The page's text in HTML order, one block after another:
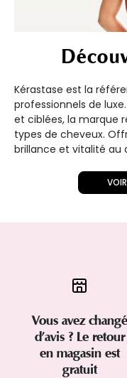
Kérastase est la
professionnels de
et ciblées, la marque
types de cheveux.
brillance et vitalité au
Vous avez changé
d’avis ? Le retour
en magasin est
gratuit